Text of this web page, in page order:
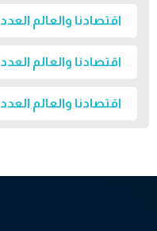
اقتصادنا والعالم العدد 441
اقتصادنا والعالم العدد 440
اقتصادنا والعالم العدد 439